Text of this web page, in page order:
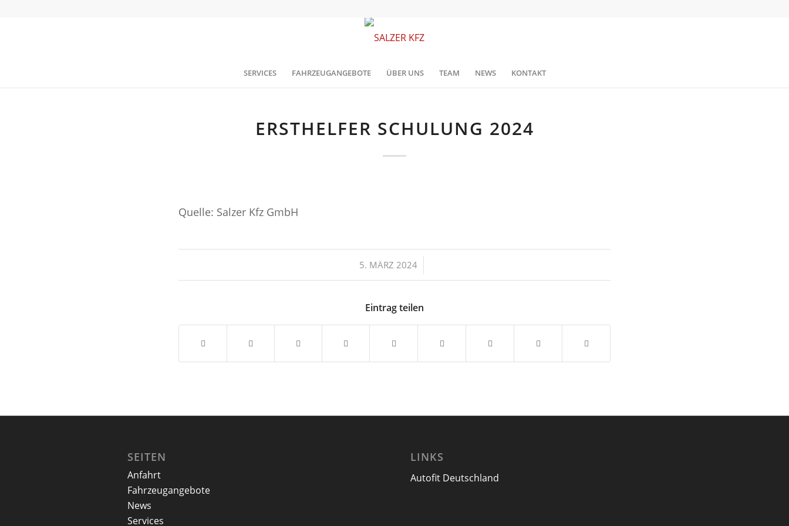
SERVICES FAHRZEUGANGEBOTE ÜBER UNS TEAM NEWS KONTAKT
ERSTHELFER SCHULUNG 2024
Quelle: Salzer Kfz GmbH
5. MÄRZ 2024
/
Eintrag teilen
SEITEN
Anfahrt
Fahrzeugangebote
News
Services
LINKS
Autofit Deutschland